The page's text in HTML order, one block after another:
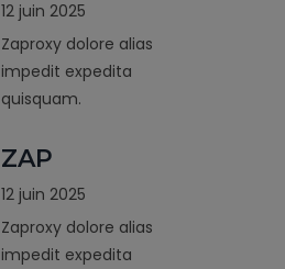
12 juin 2025
Zaproxy dolore alias
impedit expedita
quisquam.
ZAP
12 juin 2025
Zaproxy dolore alias
impedit expedita